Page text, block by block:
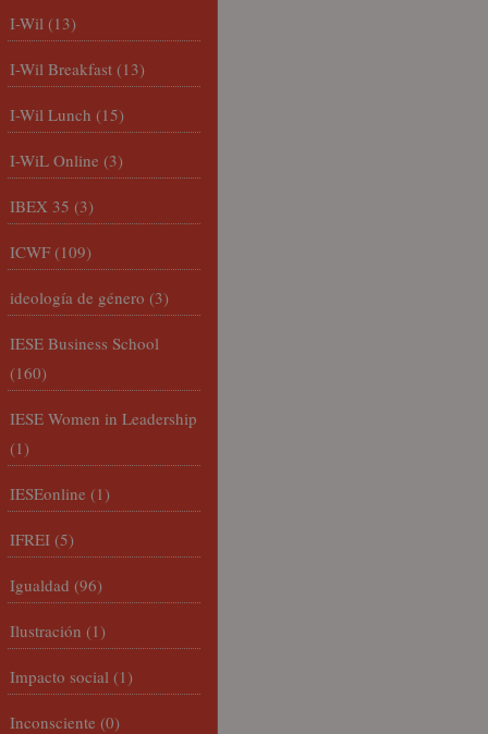
I-Wil (13)
I-Wil Breakfast (13)
I-Wil Lunch (15)
I-WiL Online (3)
IBEX 35 (3)
ICWF (109)
ideología de género (3)
IESE Business School
(160)
IESE Women in Leadership
(1)
IESEonline (1)
IFREI (5)
Igualdad (96)
Ilustración (1)
Impacto social (1)
Inconsciente (0)